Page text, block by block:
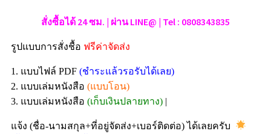
สั่งซื้อได้ 24 ซม. | ผ่าน LINE@ | Tel : 0808343835
รูปแบบการสั่งชื้อ ฟรีค่าจัดส่ง
1. แบบไฟล์ PDF (ชำระแล้วรอรับได้เลย)
2. แบบเล่มหนังสือ (แบบโอน)
3. แบบเล่มหนังสือ (เก็บเงินปลายทาง) |
แจ้ง (ชื่อ-นามสกุล+ที่อยู่จัดส่ง+เบอร์ติดต่อ) ได้เลยครับ